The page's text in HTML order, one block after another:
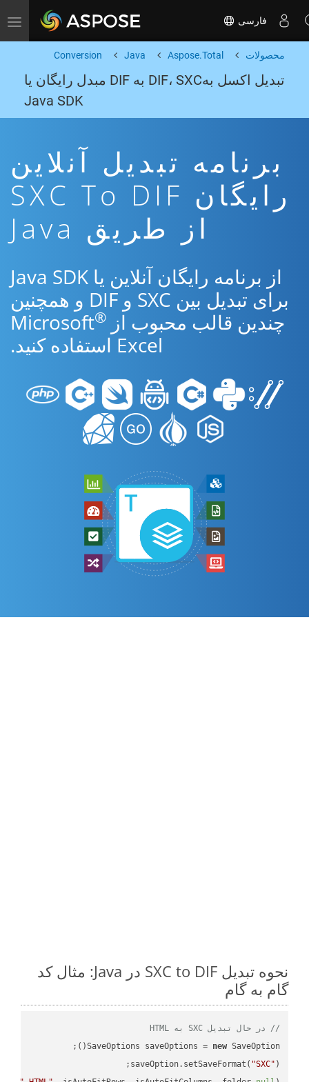
Toggle navigation فارسی
محصولات Aspose.Total
Java
Conversion
تبدیل اکسل بهDIF، SXC به DIF مبدل رایگان یا
Java SDK
برنامه تبدیل آنلاین
رایگان SXC To DIF
از طریق Java
از برنامه رایگان آنلاین یا Java SDK
برای تبدیل بین SXC و DIF و همچنین
چندین قالب محبوب از Microsoft ®
Excel استفاده کنید.
نحوه تبدیل SXC to DIF در Java: مثال کد
گام به گام
// در حال تبدیل SXC به HTML
SaveOptions saveOptions = new
saveOption.setSaveFormat( "SXC"